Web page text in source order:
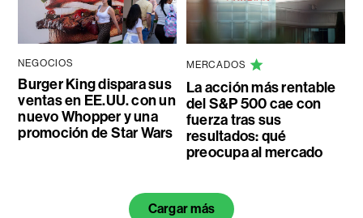
NEGOCIOS
Burger King dispara sus
ventas en EE.UU. con un
nuevo Whopper y una
promoción de Star Wars
MERCADOS
La acción más rentable
del S&P 500 cae con
fuerza tras sus
resultados: qué
preocupa al mercado
Cargar más